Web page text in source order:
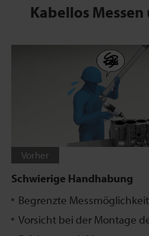
Kabellos
Vorher
Schwierige Handhabung
Begrenzte
Vorsicht bei der Montage